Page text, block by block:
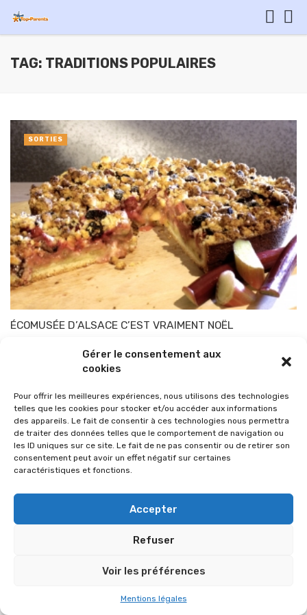
Gérer le consentement aux
cookies
Pour offrir les meilleures expériences, nous utilisons des technologies
telles que les cookies pour stocker et/ou accéder aux informations
des appareils. Le fait de consentir à ces technologies nous permettra
de traiter des données telles que le comportement de navigation ou
les ID uniques sur ce site. Le fait de ne pas consentir ou de retirer son
consentement peut avoir un effet négatif sur certaines
caractéristiques et fonctions.
Accepter
Refuser
Voir les préférences
Mentions légales
TAG: TRADITIONS POPULAIRES
ÉCOMUSÉE D’ALSACE C’EST VRAIMENT NOËL
SORTIES
© 2026 Im-presse. Tous droits réservés.
MENTIONS LÉGALES